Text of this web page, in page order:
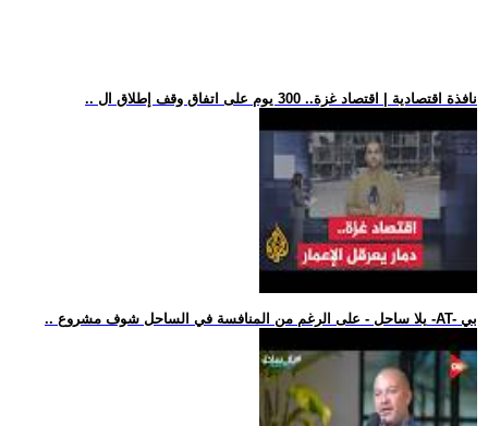
.. نافذة اقتصادية | اقتصاد غزة.. 300 يوم على اتفاق وقف إطلاق ال
.. يلا ساحل - على الرغم من المنافسة في الساحل شوف مشروع -AT- بي